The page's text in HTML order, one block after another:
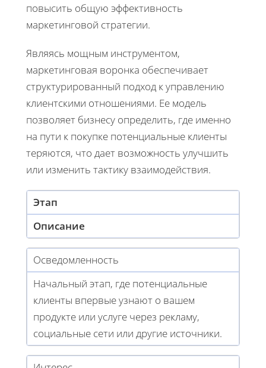
повысить общую эффективность
маркетинговой стратегии.
Являясь мощным инструментом,
маркетинговая воронка обеспечивает
структурированный подход к управлению
клиентскими отношениями. Ее модель
позволяет бизнесу определить, где именно
на пути к покупке потенциальные клиенты
теряются, что дает возможность улучшить
или изменить тактику взаимодействия.
Этап
Описание
Осведомленность
Начальный этап, где потенциальные
клиенты впервые узнают о вашем
продукте или услуге через рекламу,
социальные сети или другие источники.